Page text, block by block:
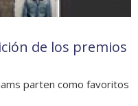
de los premios
parten como favoritos